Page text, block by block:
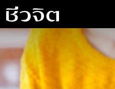
Skip
to
content